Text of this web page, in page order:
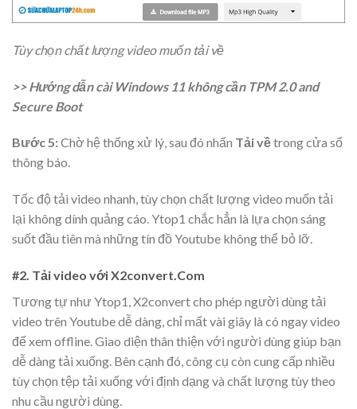
Tùy chọn chất lượng video muốn tải về
>> Hướng dẫn cài Windows 11 không cần TPM 2.0 and
Secure Boot
Bước 5:Chờ hệ thống xử lý, sau đó nhấn Tải vềtrong cửa sổ
thông báo.
Tốc độ tải video nhanh, tùy chọn chất lượng video muốn tải
lại không dính quảng cáo. Ytop1 chắc hẳn là lựa chọn sáng
suốt đầu tiên mà những tín đồ Youtube không thể bỏ lỡ.
#2. Tải video với X2convert.Com
Tương tự như Ytop1, X2convert cho phép người dùng tải
video trên Youtube dễ dàng, chỉ mất vài giây là có ngay video
để xem offline. Giao diện thân thiện với người dùng giúp bạn
dễ dàng tải xuống. Bên cạnh đó, công cụ còn cung cấp nhiều
tùy chọn tệp tải xuống với định dạng và chất lượng tùy theo
nhu cầu người dùng.